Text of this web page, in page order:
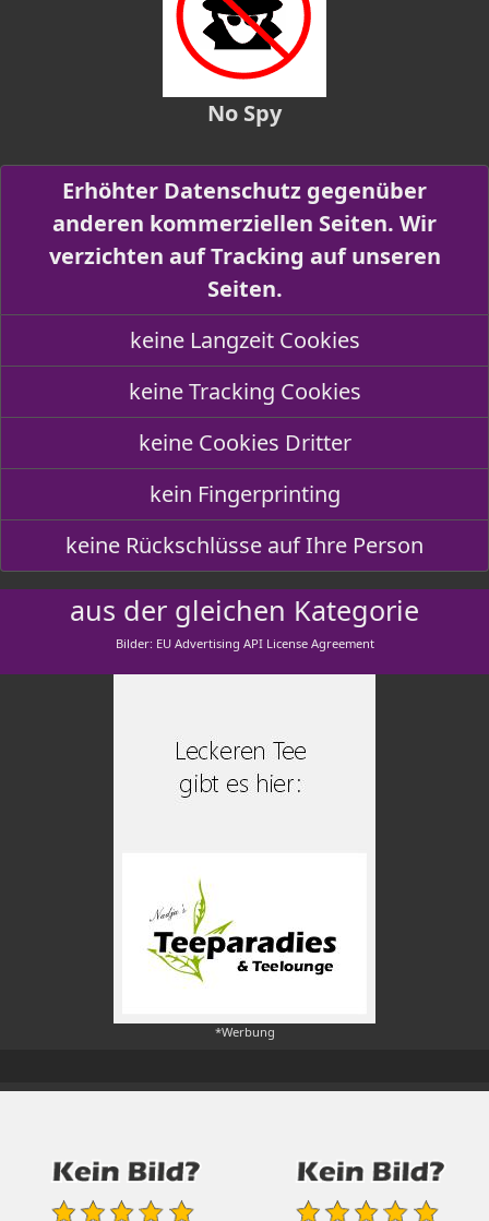
No Spy
Erhöhter Datenschutz gegenüber
anderen kommerziellen Seiten. Wir
verzichten auf Tracking auf unseren
Seiten.
keine Langzeit Cookies
keine Tracking Cookies
keine Cookies Dritter
kein Fingerprinting
keine Rückschlüsse auf Ihre Person
aus der gleichen Kategorie
Bilder: EU Advertising API License Agreement
*Werbung